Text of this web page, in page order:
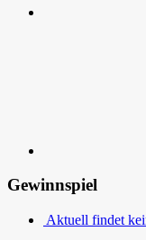
Gewinnspiel
Aktuell findet